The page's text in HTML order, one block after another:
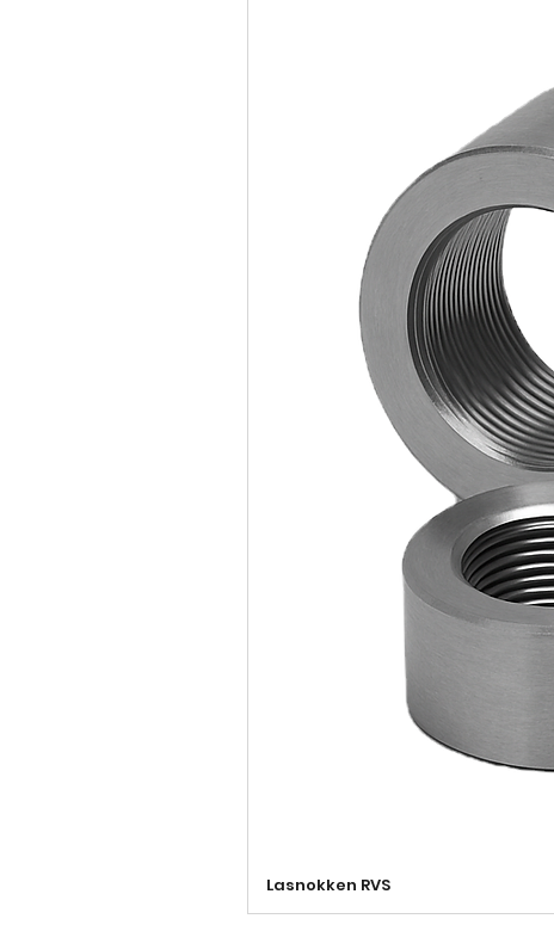
Lasnokken RVS